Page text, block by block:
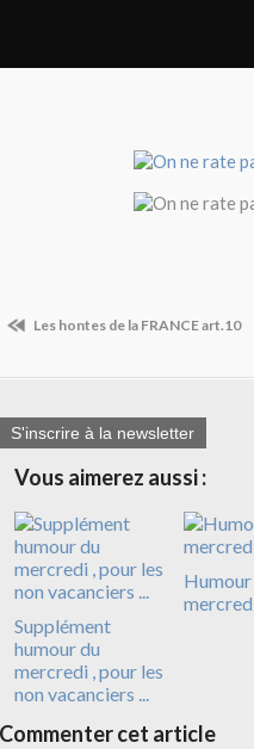
Les hontes de la FRANCE art.10
S'inscrire à la newsletter
Vous aimerez aussi :
Supplément
humour du
mercredi , pour les
non vacanciers ...
Humour
Commenter cet article